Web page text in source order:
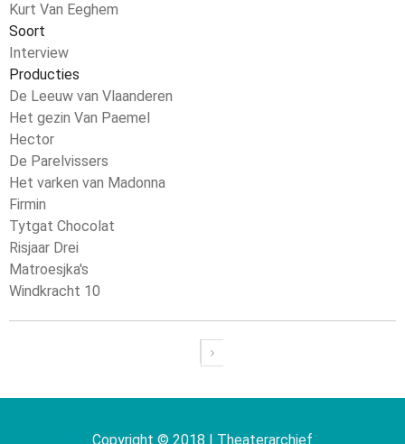
Kurt Van Eeghem
Soort
Interview
Producties
De Leeuw van Vlaanderen
Het gezin Van Paemel
Hector
De Parelvissers
Het varken van Madonna
Firmin
Tytgat Chocolat
Risjaar Drei
Matroesjka's
Windkracht 10
Copyright © 2018 | Theaterarchief